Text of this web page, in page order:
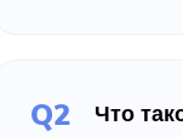
Q2 Что